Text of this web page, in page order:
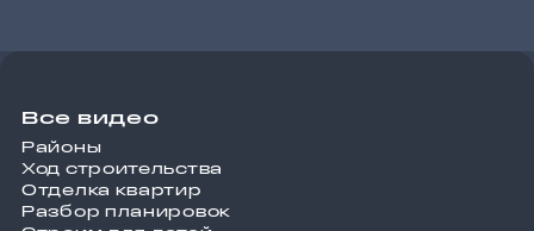
Все видео
Районы
Ход строительства
Отделка квартир
Разбор планировок